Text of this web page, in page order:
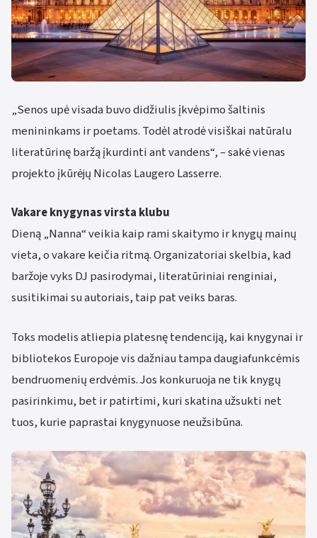
„Senos upė visada buvo didžiulis įkvėpimo šaltinis
menininkams ir poetams. Todėl atrodė visiškai natūralu
literatūrinę baržą įkurdinti ant vandens“, – sakė vienas
projekto įkūrėjų Nicolas Laugero Lasserre.
Vakare knygynas virsta klubu
Dieną „Nanna“ veikia kaip rami skaitymo ir knygų mainų
vieta, o vakare keičia ritmą. Organizatoriai skelbia, kad
baržoje vyks DJ pasirodymai, literatūriniai renginiai,
susitikimai su autoriais, taip pat veiks baras.
Toks modelis atliepia platesnę tendenciją, kai knygynai ir
bibliotekos Europoje vis dažniau tampa daugiafunkcėmis
bendruomenių erdvėmis. Jos konkuruoja ne tik knygų
pasirinkimu, bet ir patirtimi, kuri skatina užsukti net
tuos, kurie paprastai knygynuose neužsibūna.